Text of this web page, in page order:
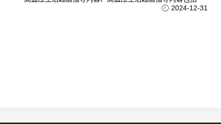
2024-12-31